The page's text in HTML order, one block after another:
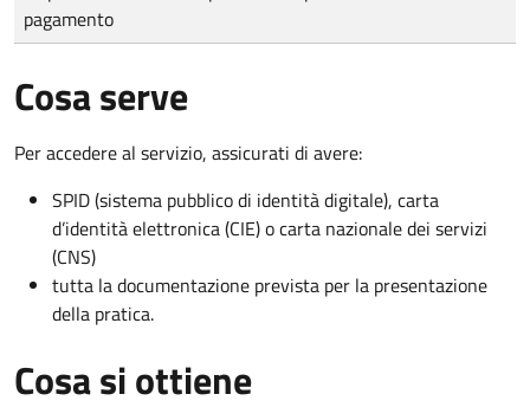
pagamento
Cosa serve
Per accedere al servizio, assicurati di avere:
SPID (sistema pubblico di identità digitale), carta
d’identità elettronica (CIE) o carta nazionale dei servizi
(CNS)
tutta la documentazione prevista per la presentazione
della pratica.
Cosa si ottiene